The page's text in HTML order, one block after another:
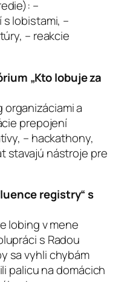
–
lobistami, –
– reakcie
„Kto lobuje za
a
prepojení
– hackathony,
stavajú nástroje pre
registry“ s
lobing v mene
s Radou
sa vyhli chybám
palicu na domácich